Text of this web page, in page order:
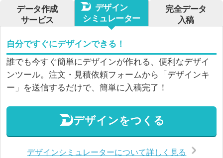
データ作成
サービス
デザイン
シミュレーター
完全データ
入稿
自分ですぐにデザインできる！
誰でも今すぐ簡単にデザインが作れる、便利なデザイ
ンツール。注文・見積依頼フォームから「デザインキ
ー」を送信するだけで、簡単に入稿完了！
デザインをつくる
デザインシミュレーターについて詳しく見る